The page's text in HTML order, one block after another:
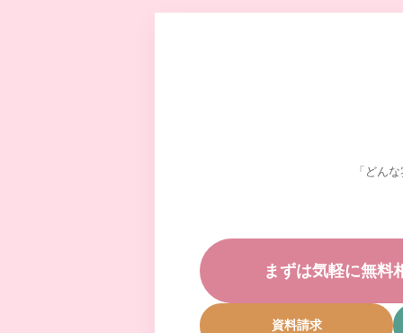
「どん
まずは気軽に無料
資料請求